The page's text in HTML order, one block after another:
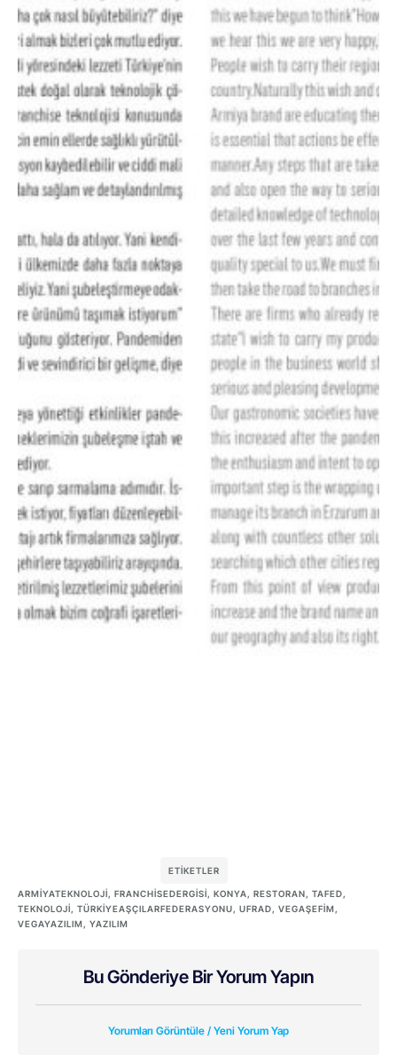
ETIKETLER
ARMIYATEKNOLOJI, FRANCHISEDERGISI, KONYA, RESTORAN, TAFED,
TEKNOLOJI, TÜRKIYEAŞÇILARFEDERASYONU, UFRAD, VEGAŞEFIM,
VEGAYAZILIM, YAZILIM
Bu Gönderiye Bir Yorum Yapın
Yorumları Görüntüle / Yeni Yorum Yap